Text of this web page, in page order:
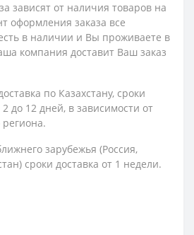
зависят от наличия товаров на
оформления заказа все
в наличии и Вы проживаете в
компания доставит Ваш заказ
по Казахстану, сроки
2 до 12 дней, в зависимости от
зарубежья (Россия,
сроки доставка от 1 недели.